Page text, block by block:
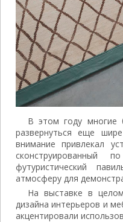
В этом году многие
развернуться еще
внимание привлекал
сконструированный
футуристический
атмосферу для
На выставке в
дизайна интерьеров и
акцентировали